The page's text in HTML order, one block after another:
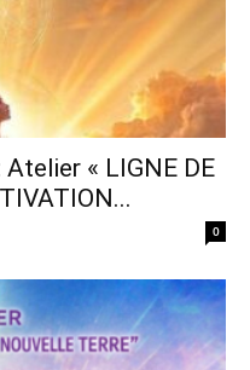
Atelier « LIGNE DE
0